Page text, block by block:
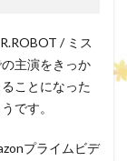
/ ミス
主演をきっか
ことになった
です。
プライムビデ